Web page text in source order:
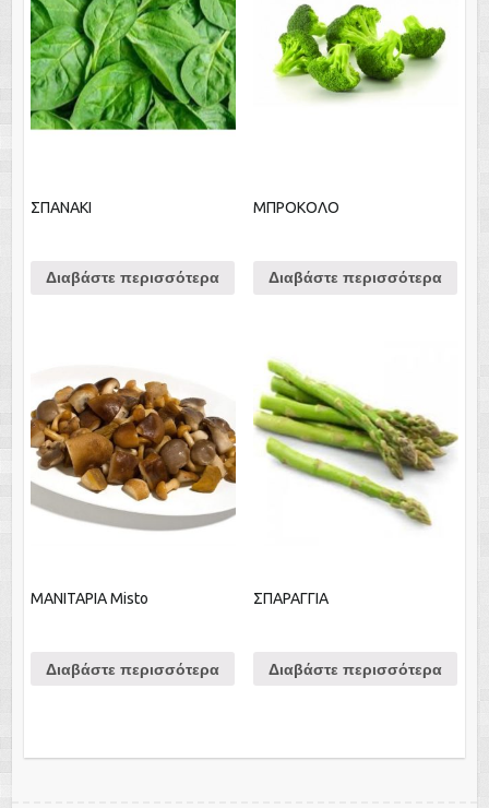
ΣΠΑΝΑΚΙ
Διαβάστε περισσότερα
ΜΠΡΟΚΟΛΟ
Διαβάστε περισσότερα
ΜΑΝΙΤΑΡΙΑ Misto
Διαβάστε περισσότερα
ΣΠΑΡΑΓΓΙΑ
Διαβάστε περισσότερα